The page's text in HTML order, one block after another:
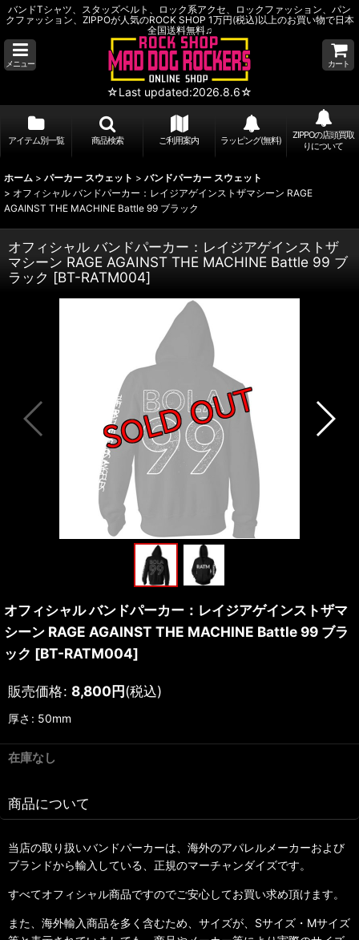
バンドTシャツ、スタッズベルト、ロック系アクセ、ロックファッション、パン
クファッション、ZIPPOが人気のROCK SHOP 1万円(税込)以上のお買い物で日本
全国送料無料♫
メニュー
☆Last updated:2026.8.6☆
カート
アイテム別一覧 商品検索 ご利用案内 ラッピング(無料)
ZIPPOの店頭買取
りについて
ホーム > パーカー スウェット > バンドパーカー スウェット
> オフィシャル バンドパーカー：レイジアゲインストザマシーン RAGE
AGAINST THE MACHINE Battle 99 ブラック
オフィシャル バンドパーカー：レイジアゲインストザ
マシーン RAGE AGAINST THE MACHINE Battle 99 ブ
ラック [BT-RATM004]
オフィシャル バンドパーカー：レイジアゲインストザマ
シーン RAGE AGAINST THE MACHINE Battle 99 ブラ
ック [BT-RATM004]
販売価格: 8,800円(税込)
厚さ : 50mm
在庫なし
商品について
当店の取り扱いバンドパーカーは、海外のアパレルメーカーおよび
ブランドから輸入している、正規のマーチャンダイズです。
すべてオフィシャル商品ですのでご安心してお買い求め頂けます。
また、海外輸入商品を多く含むため、サイズが、Sサイズ・Mサイズ